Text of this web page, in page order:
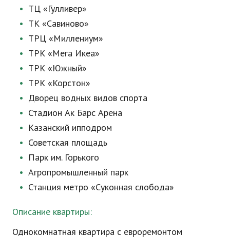
ТЦ «Гулливер»
ТК «Савиново»
ТРЦ «Миллениум»
ТРК «Мега Икеа»
ТРК «Южный»
ТРК «Корстон»
Дворец водных видов спорта
Стадион Ак Барс Арена
Казанский ипподром
Советская площадь
Парк им. Горького
Агропромышленный парк
Станция метро «Суконная слобода»
Описание квартиры:
Однокомнатная квартира с евроремонтом